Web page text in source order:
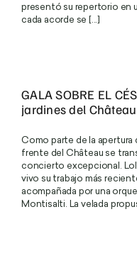
Nuestros Anfitriones
Mirada hacia adelante
Galería
Contacto
presentó su repertorio en
cada acorde se [...]
GALA SOBRE EL
jardines del Château
Como parte de la apertura
frente del Château se
concierto excepcional.
vivo su trabajo más
acompañada por una
Montisalti. La velada